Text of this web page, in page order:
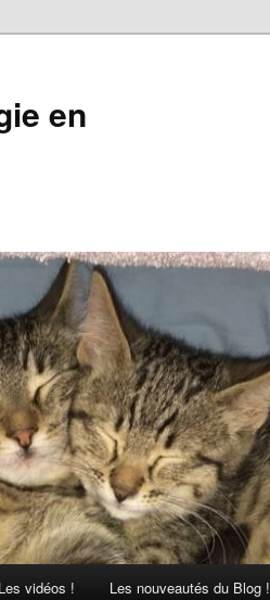
en
Les vidéos ! Les nouveautés du Blog !